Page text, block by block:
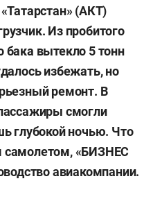
(АКТ)
Из пробитого
бака вытекло 5 тонн
избежать, но
ремонт. В
смогли
глубокой ночью. Что
самолетом, «БИЗНЕС
авиакомпании.